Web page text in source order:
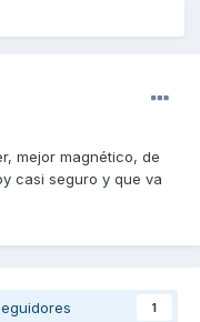
mejor magnético, de
casi seguro y que va
1